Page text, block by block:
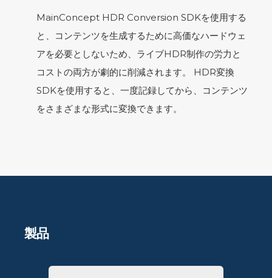
MainConcept HDR Conversion SDKを使用する
と、コンテンツを生成するために高価なハードウェ
アを必要としないため、ライブHDR制作の労力と
コストの両方が劇的に削減されます。 HDR変換
SDKを使用すると、一度記録してから、コンテンツ
をさまざまな形式に変換できます。
製品